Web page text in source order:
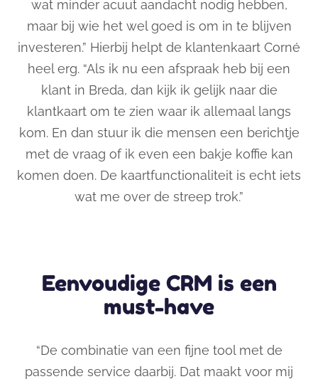
wat minder acuut aandacht nodig hebben,
maar bij wie het wel goed is om in te blijven
investeren.” Hierbij helpt de klantenkaart Corné
heel erg. “Als ik nu een afspraak heb bij een
klant in Breda, dan kijk ik gelijk naar die
klantkaart om te zien waar ik allemaal langs
kom. En dan stuur ik die mensen een berichtje
met de vraag of ik even een bakje koffie kan
komen doen. De kaartfunctionaliteit is echt iets
wat me over de streep trok.”
Eenvoudige CRM is een
must-have
“De combinatie van een fijne tool met de
passende service daarbij. Dat maakt voor mij